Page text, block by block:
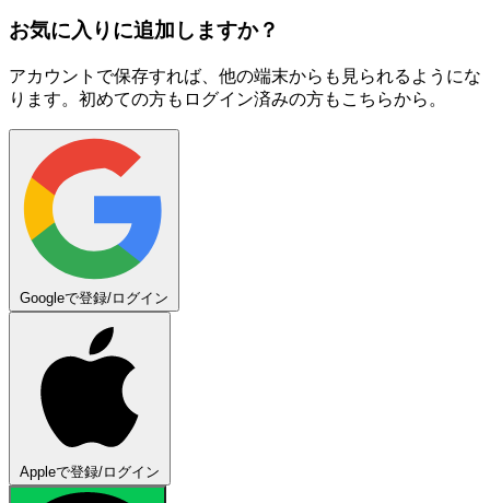
お気に入りに追加しますか？
アカウントで保存すれば、他の端末からも見られるようにな
ります。初めての方もログイン済みの方もこちらから。
Googleで登録/ログイン
Appleで登録/ログイン